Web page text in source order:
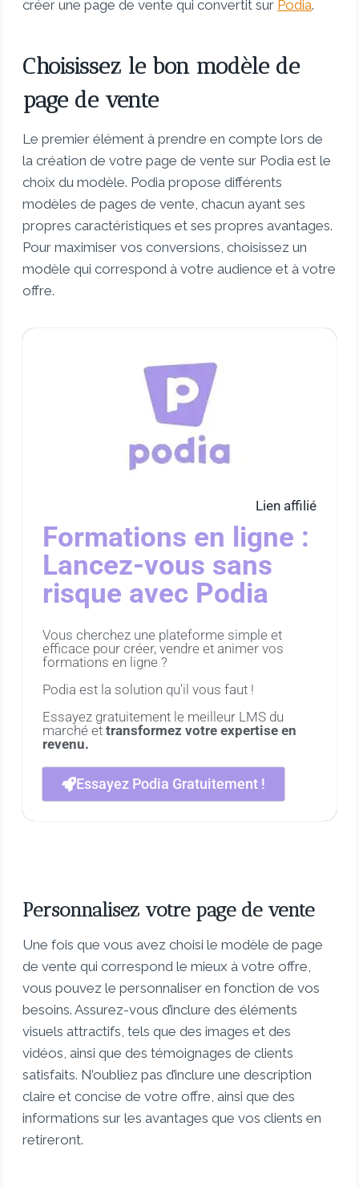
créer une page de vente qui convertit sur Podia.
Choisissez le bon modèle de
page de vente
Le premier élément à prendre en compte lors de
la création de votre page de vente sur Podia est le
choix du modèle. Podia propose différents
modèles de pages de vente, chacun ayant ses
propres caractéristiques et ses propres avantages.
Pour maximiser vos conversions, choisissez un
modèle qui correspond à votre audience et à votre
offre.
Lien affilié
Formations en ligne :
Lancez-vous sans
risque avec Podia
Vous cherchez une plateforme simple et
efficace pour créer, vendre et animer vos
formations en ligne ?
Podia est la solution qu'il vous faut !
Essayez gratuitement le meilleur LMS du
marché ettransformez votre expertise en
revenu.
Essayez Podia Gratuitement !
Personnalisez votre page de vente
Une fois que vous avez choisi le modèle de page
de vente qui correspond le mieux à votre offre,
vous pouvez le personnaliser en fonction de vos
besoins. Assurez-vous d’inclure des éléments
visuels attractifs, tels que des images et des
vidéos, ainsi que des témoignages de clients
satisfaits. N’oubliez pas d’inclure une description
claire et concise de votre offre, ainsi que des
informations sur les avantages que vos clients en
retireront.